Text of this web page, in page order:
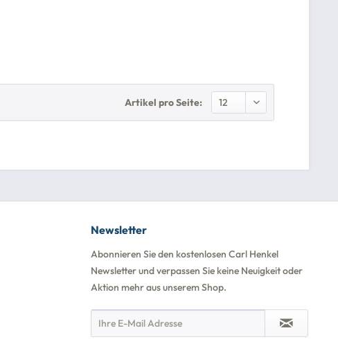
Artikel pro Seite:
Newsletter
Abonnieren Sie den kostenlosen Carl Henkel
Newsletter und verpassen Sie keine Neuigkeit oder
Aktion mehr aus unserem Shop.